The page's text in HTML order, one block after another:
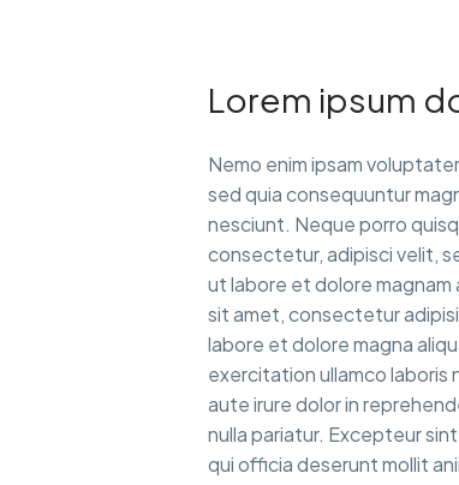
Lorem ipsum
Nemo enim ipsam
sed quia consequuntur
nesciunt. Neque porro
consectetur, adipisci velit,
ut labore et dolore
sit amet, consectetur
labore et dolore magna
exercitation ullamco laboris
aute irure dolor in
nulla pariatur. Excepteur
qui officia deserunt mollit